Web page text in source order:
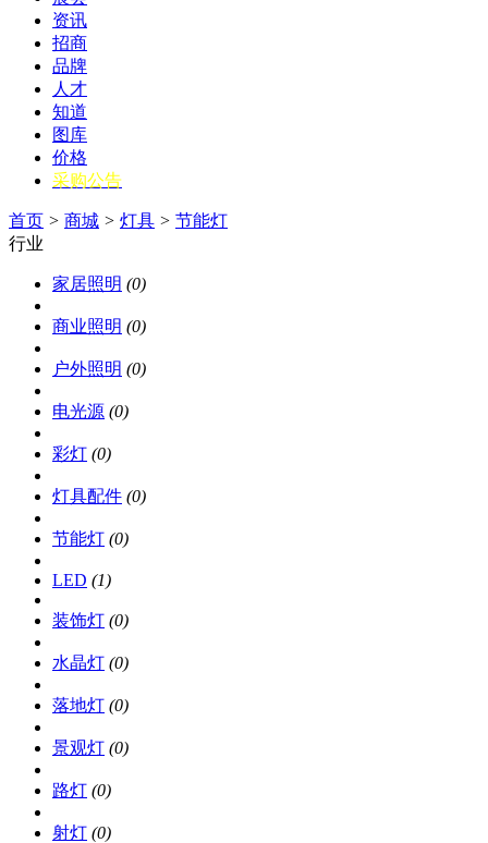
资讯
招商
品牌
人才
知道
图库
价格
采购公告
首页 > 商城 > 灯具 > 节能灯
行业
家居照明 (0)
商业照明 (0)
户外照明 (0)
电光源 (0)
彩灯 (0)
灯具配件 (0)
节能灯 (0)
LED (1)
装饰灯 (0)
水晶灯 (0)
落地灯 (0)
景观灯 (0)
路灯 (0)
射灯 (0)